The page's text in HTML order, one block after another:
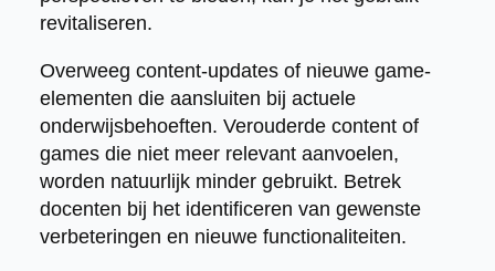
revitaliseren.
Overweeg content-updates of nieuwe game-
elementen die aansluiten bij actuele
onderwijsbehoeften. Verouderde content of
games die niet meer relevant aanvoelen,
worden natuurlijk minder gebruikt. Betrek
docenten bij het identificeren van gewenste
verbeteringen en nieuwe functionaliteiten.